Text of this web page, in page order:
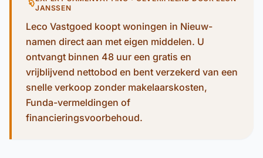
JANSSEN
Leco Vastgoed koopt woningen in Nieuw-
namen direct aan met eigen middelen. U
ontvangt binnen 48 uur een gratis en
vrijblijvend nettobod en bent verzekerd van een
snelle verkoop zonder makelaarskosten,
Funda-vermeldingen of
financieringsvoorbehoud.